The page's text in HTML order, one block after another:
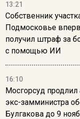
13:21
Собственник
Подмосковье
получил штраф за
с помощью ИИ
16:10
Мосгорсуд продлил
экс-замминистра
Булгакова до 9